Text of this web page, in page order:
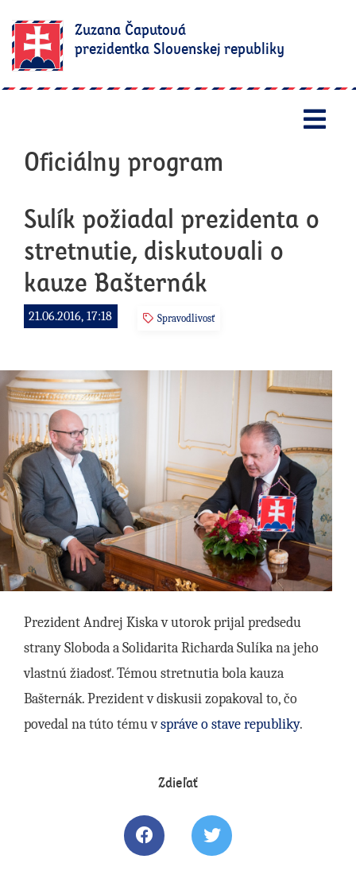
Zuzana Čaputová
prezidentka Slovenskej republiky
Oficiálny program
Sulík požiadal prezidenta o
stretnutie, diskutovali o
kauze Bašternák
21.06.2016, 17:18 Spravodlivosť
Prezident Andrej Kiska v utorok prijal predsedu
strany Sloboda a Solidarita Richarda Sulíka na jeho
vlastnú žiadosť. Témou stretnutia bola kauza
Bašternák. Prezident v diskusii zopakoval to, čo
povedal na túto tému vspráve o stave republiky.
Zdieľať
Zdielať článok na Facebooku
Tweetovať článok